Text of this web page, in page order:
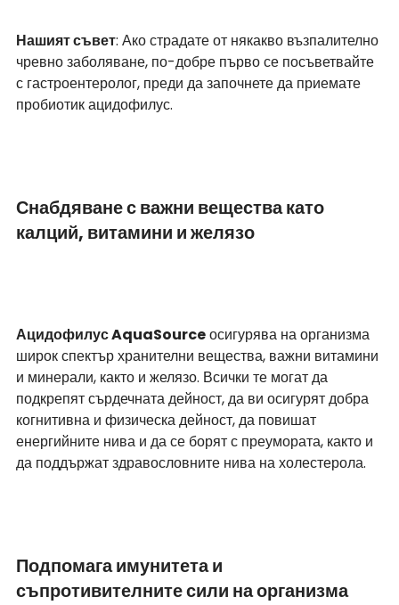
Нашият съвет: Ако страдате от някакво възпалително
чревно заболяване, по-добре първо се посъветвайте
с гастроентеролог, преди да започнете да приемате
пробиотик ацидофилус.
Снабдяване с важни вещества като
калций, витамини и желязо
Ацидофилус AquaSource осигурява на организма
широк спектър хранителни вещества, важни витамини
и минерали, както и желязо. Всички те могат да
подкрепят сърдечната дейност, да ви осигурят добра
когнитивна и физическа дейност, да повишат
енергийните нива и да се борят с преумората, както и
да поддържат здравословните нива на холестерола.
Подпомага имунитета и
съпротивителните сили на организма